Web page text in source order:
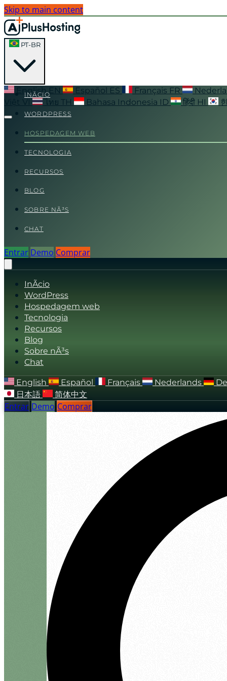
Skip to main content
PT-BR
English EN Español ES Français FR
ไทย TH Bahasa Indonesia ID हिंदी HI
INÃ­CIO
WORDPRESS
HOSPEDAGEM WEB
TECNOLOGIA
RECURSOS
BLOG
SOBRE NÃ³S
CHAT
Entrar Demo Comprar
InÃ­cio
WordPress
Hospedagem web
Tecnologia
Recursos
Blog
Sobre nÃ³s
Chat
English Español Français Nederlands
日本語
简体中文
Entrar Demo Comprar